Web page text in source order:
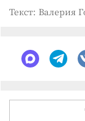
Текст: Валерия